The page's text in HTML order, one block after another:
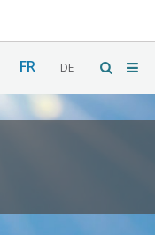
FR DE